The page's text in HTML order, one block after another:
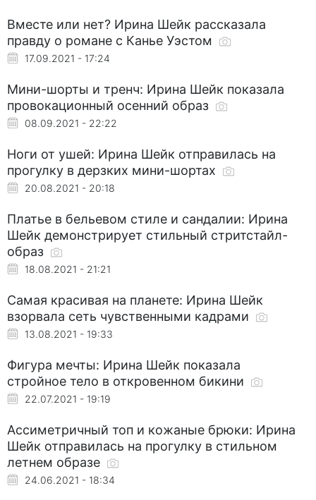
Вместе или нет? Ирина Шейк рассказала
правду о романе с Канье Уэстом
17.09.2021 - 17:24
Мини-шорты и тренч: Ирина Шейк показала
провокационный осенний образ
08.09.2021 - 22:22
Ноги от ушей: Ирина Шейк отправилась на
прогулку в дерзких мини-шортах
20.08.2021 - 20:18
Платье в бельевом стиле и сандалии: Ирина
Шейк демонстрирует стильный стритстайл-
образ
18.08.2021 - 21:21
Самая красивая на планете: Ирина Шейк
взорвала сеть чувственными кадрами
13.08.2021 - 19:33
Фигура мечты: Ирина Шейк показала
стройное тело в откровенном бикини
22.07.2021 - 19:19
Ассиметричный топ и кожаные брюки: Ирина
Шейк отправилась на прогулку в стильном
летнем образе
24.06.2021 - 18:34